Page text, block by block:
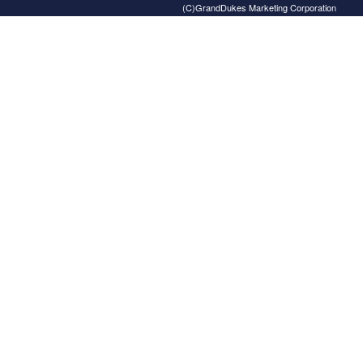
(C)GrandDukes Marketing Corporation